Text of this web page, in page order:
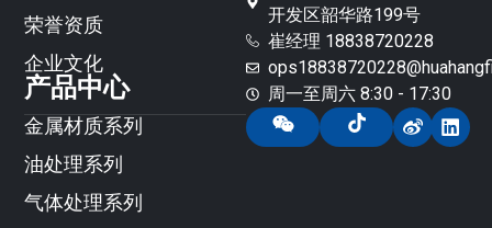
荣誉资质
企业文化
产品中心
金属材质系列
油处理系列
气体处理系列
开发区韶华路199号
崔经理 18838720228
周一至周六 8:30 - 17:30